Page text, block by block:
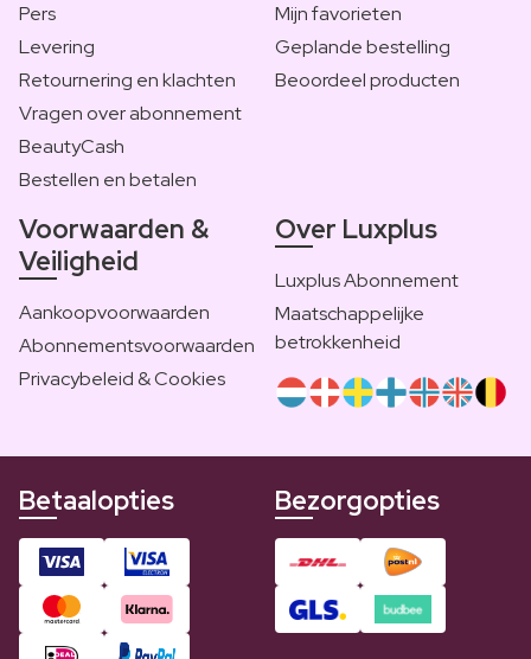
Pers
Levering
Retournering en klachten
Vragen over abonnement
BeautyCash
Bestellen en betalen
Mijn favorieten
Geplande bestelling
Beoordeel producten
Voorwaarden &
Veiligheid
Aankoopvoorwaarden
Abonnementsvoorwaarden
Privacybeleid & Cookies
Over Luxplus
Luxplus Abonnement
Maatschappelijke
betrokkenheid
Betaalopties Bezorgopties